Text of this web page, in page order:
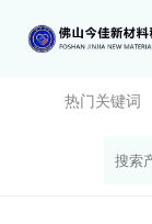
热门关键词